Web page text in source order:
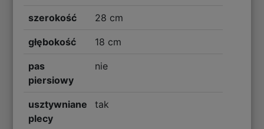
szerokość 28 cm
głębokość 18 cm
pas
piersiowy
nie
usztywniane
plecy
tak